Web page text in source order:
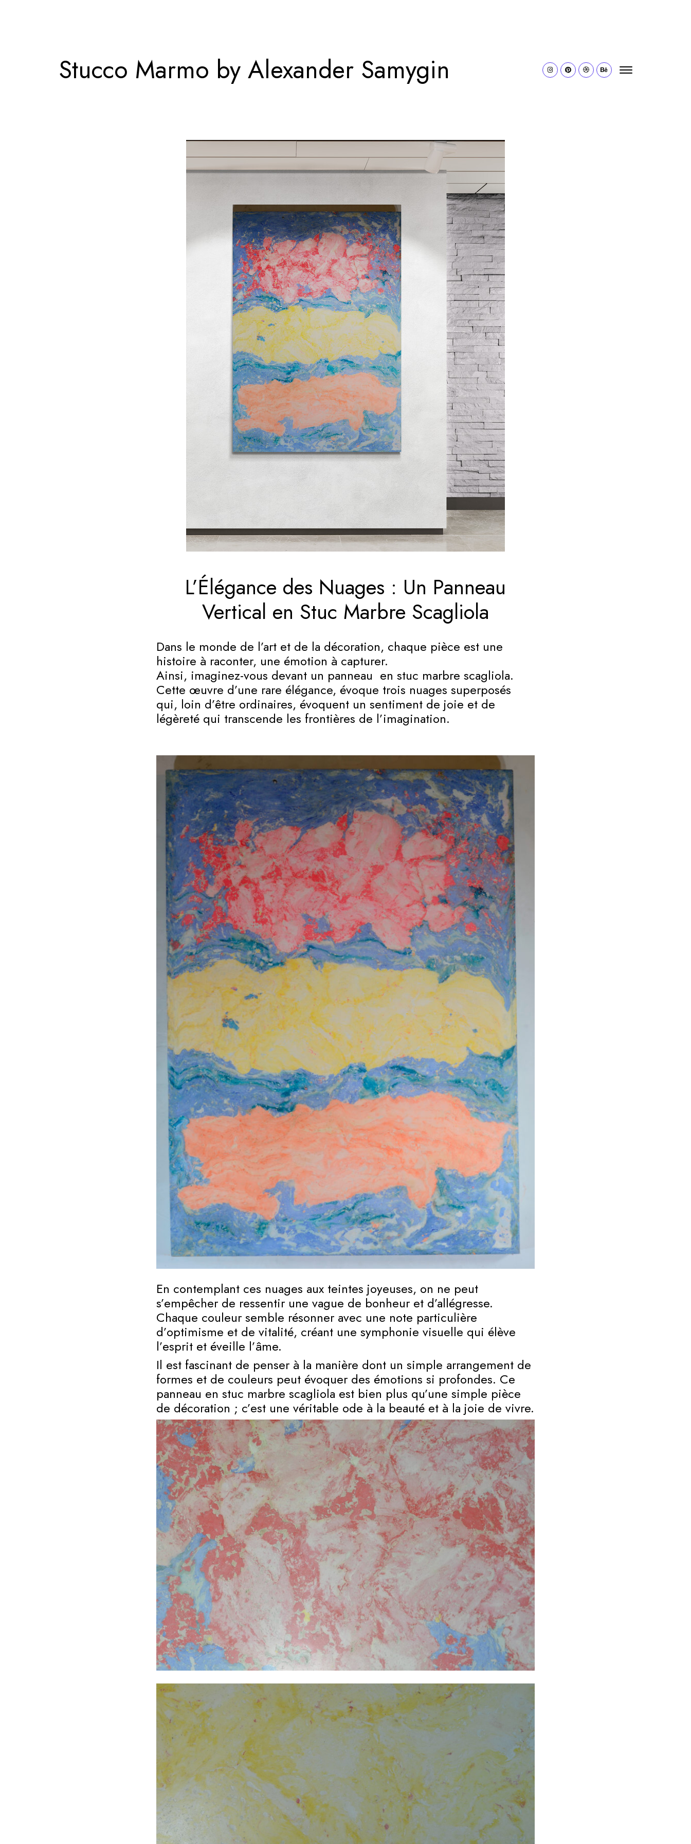
Stucco Marmo by Alexander Samygin
L’Élégance des Nuages : Un Panneau
Vertical en Stuc Marbre Scagliola
Dans le monde de l’art et de la décoration, chaque pièce est une
histoire à raconter, une émotion à capturer.
Ainsi, imaginez-vous devant un panneau en stuc marbre scagliola.
Cette œuvre d’une rare élégance, évoque trois nuages superposés
qui, loin d’être ordinaires, évoquent un sentiment de joie et de
légèreté qui transcende les frontières de l’imagination.
En contemplant ces nuages aux teintes joyeuses, on ne peut
s’empêcher de ressentir une vague de bonheur et d’allégresse.
Chaque couleur semble résonner avec une note particulière
d’optimisme et de vitalité, créant une symphonie visuelle qui élève
l’esprit et éveille l’âme.
Il est fascinant de penser à la manière dont un simple arrangement de
formes et de couleurs peut évoquer des émotions si profondes. Ce
panneau en stuc marbre scagliola est bien plus qu’une simple pièce
de décoration ; c’est une véritable ode à la beauté et à la joie de vivre.